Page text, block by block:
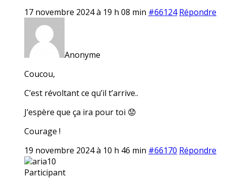
17 novembre 2024 à 19 h 08 min #66124 Répondre
Anonyme
Coucou,
C’est révoltant ce qu’il t’arrive..
J’espère que ça ira pour toi 😟
Courage !
19 novembre 2024 à 10 h 46 min #66170 Répondre
aria10
Participant